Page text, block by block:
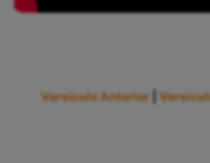
Versículo Anterior